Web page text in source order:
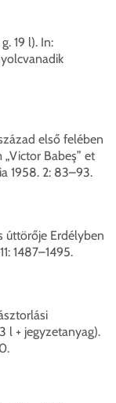
19 l). In:
első felében
„Victor Babeş” et
1958. 2: 83–93.
úttörője Erdélyben
1487–1495.
l + jegyzetanyag).